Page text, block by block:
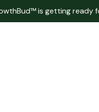
is getting ready